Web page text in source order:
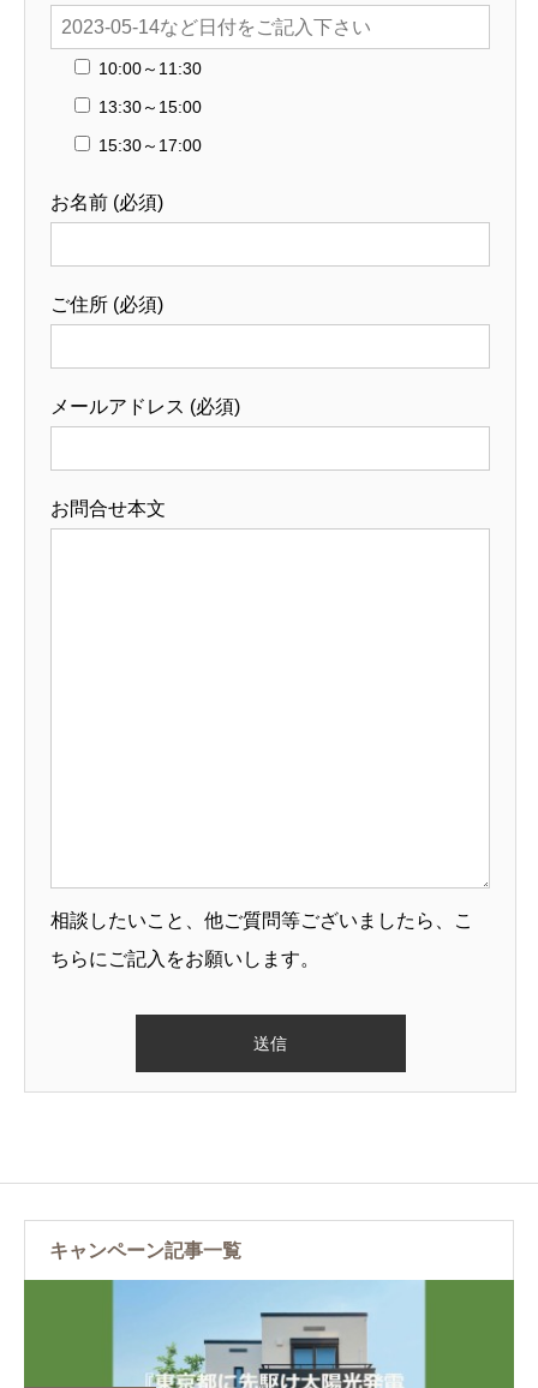
10:00～11:30
13:30～15:00
15:30～17:00
お名前 (必須)
ご住所 (必須)
メールアドレス (必須)
お問合せ本文
相談したいこと、他ご質問等ございましたら、こ
ちらにご記入をお願いします。
キャンペーン記事一覧